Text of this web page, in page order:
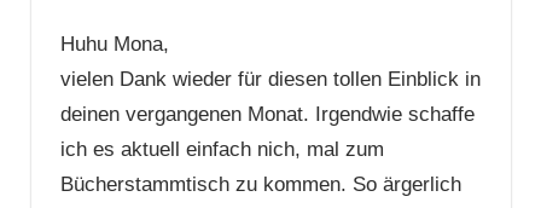
Huhu Mona,
vielen Dank wieder für diesen tollen Einblick in
deinen vergangenen Monat. Irgendwie schaffe
ich es aktuell einfach nich, mal zum
Bücherstammtisch zu kommen. So ärgerlich